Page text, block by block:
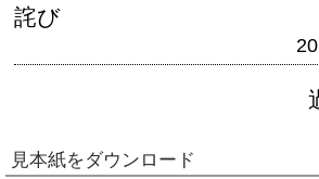
詫び
見本紙をダウンロード